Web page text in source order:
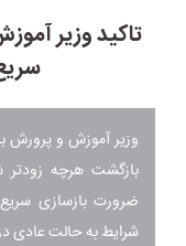
تاکید وزیر
وزیر آموزش‌ و پرورش
بازگشت هرچه
ضرورت بازسازی
شرایط به حالت عادی در